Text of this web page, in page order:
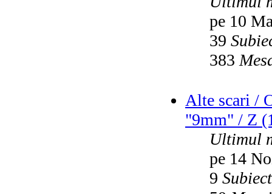
pe 10
39
383
Alte scari /
"9mm" / Z
Ultimul
pe 14
9